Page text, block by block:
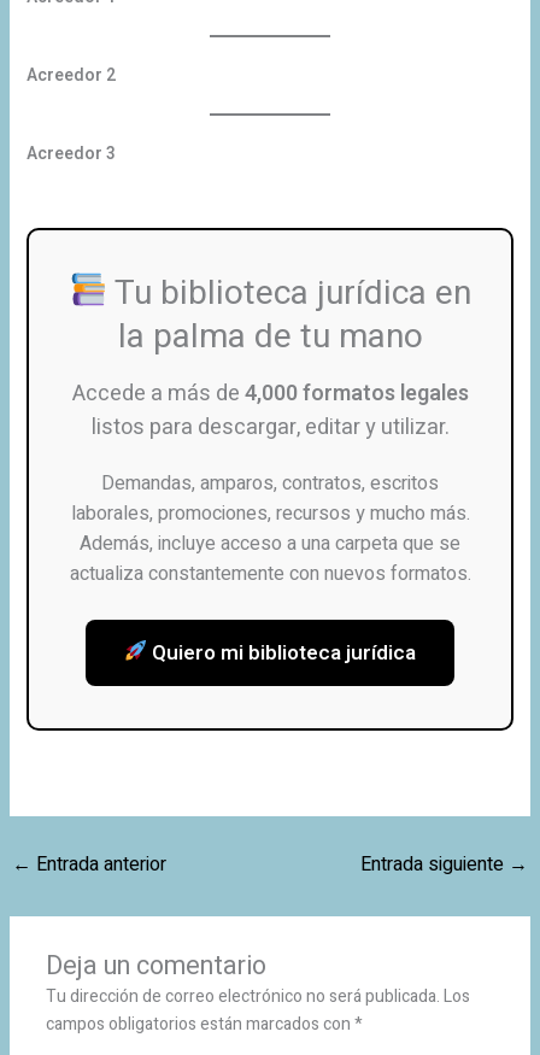
Acreedor 2
Acreedor 3
Tu biblioteca jurídica en
la palma de tu mano
Accede a más de4,000 formatos legales
listos para descargar, editar y utilizar.
Demandas, amparos, contratos, escritos
laborales, promociones, recursos y mucho más.
Además, incluye acceso a una carpeta que se
actualiza constantemente con nuevos formatos.
Quiero mi biblioteca jurídica
← Entrada anterior Entrada siguiente →
Deja un comentario
Tu dirección de correo electrónico no será publicada.Los
campos obligatorios están marcados con*